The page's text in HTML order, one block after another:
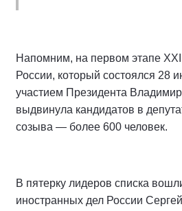
Напомним, на первом этапе
России, который состоялся 28
участием Президента
выдвинула кандидатов в
созыва — более 600 человек.
В пятерку лидеров списка
иностранных дел России